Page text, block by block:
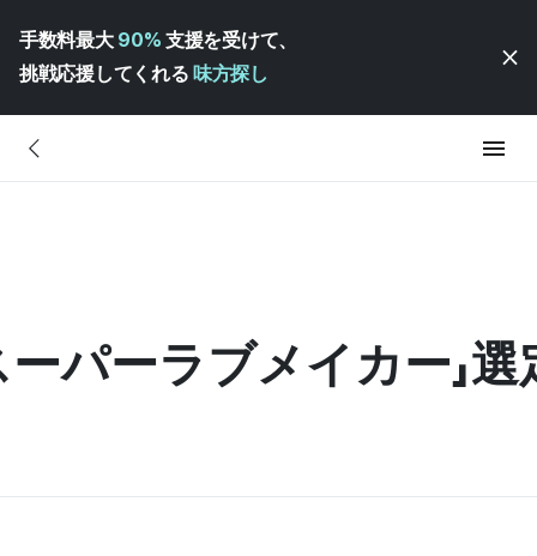
手数料最大 90% 支援を受けて、
挑戦応援してくれる 味方探し
パーラブメイカー」